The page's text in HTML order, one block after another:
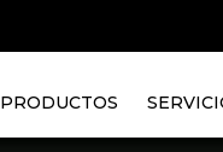
PRODUCTOS